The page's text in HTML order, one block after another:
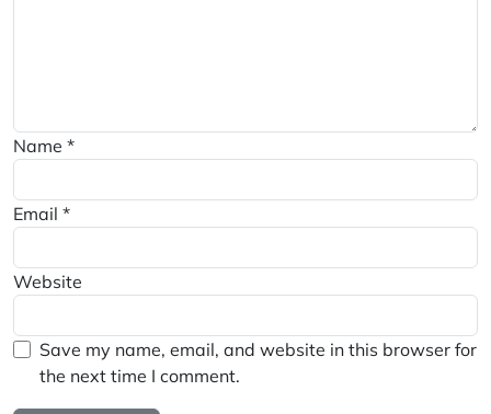
Name *
Email *
Website
Save my name, email, and website in this browser for
the next time I comment.